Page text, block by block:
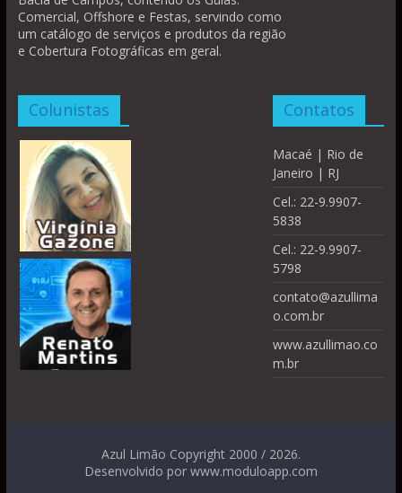
Comercial, Offshore e Festas, servindo como
um catálogo de serviços e produtos da região
e Cobertura Fotográficas em geral.
Colunistas Contatos
Macaé | Rio de
Janeiro | RJ
Cel.: 22-9.9907-
5838
Cel.: 22-9.9907-
5798
contato@azullima
o.com.br
www.azullimao.co
m.br
Azul Limão Copyright 2000 / 2026.
Desenvolvido por www.moduloapp.com